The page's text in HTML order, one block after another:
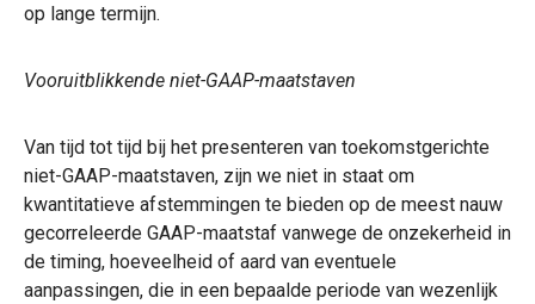
op lange termijn.
Vooruitblikkende niet-GAAP-maatstaven
Van tijd tot tijd bij het presenteren van toekomstgerichte
niet-GAAP-maatstaven, zijn we niet in staat om
kwantitatieve afstemmingen te bieden op de meest nauw
gecorreleerde GAAP-maatstaf vanwege de onzekerheid in
de timing, hoeveelheid of aard van eventuele
aanpassingen, die in een bepaalde periode van wezenlijk